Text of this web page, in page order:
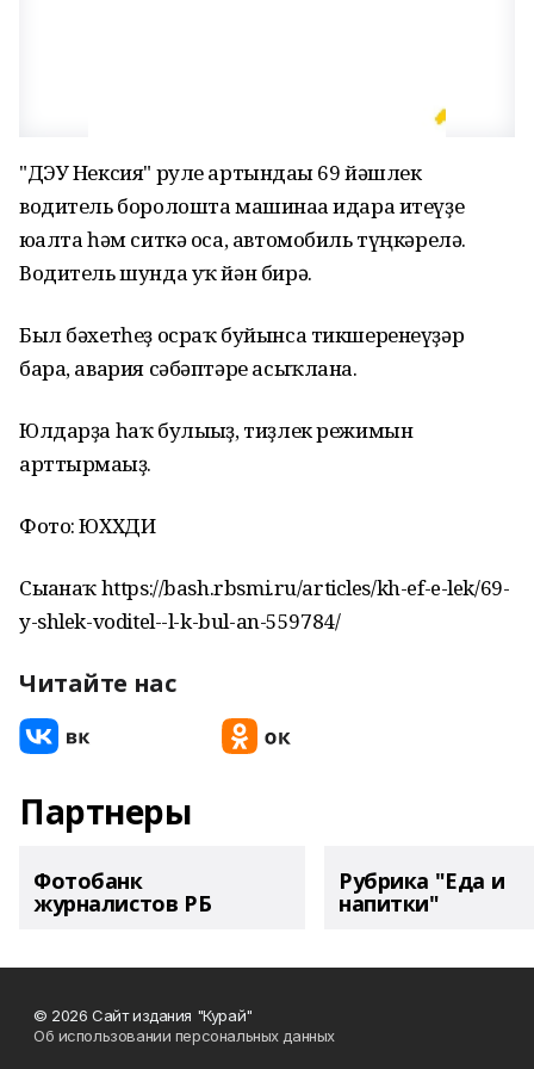
"ДЭУ Нексия" руле артындағы 69 йәшлек
водитель боролошта машинаға идара итеүҙе
юғалта һәм ситкә оса, автомобиль түңкәрелә.
Водитель шунда уҡ йән бирә.
Был бәхетһеҙ осраҡ буйынса тикшеренеүҙәр
бара, авария сәбәптәре асыҡлана.
Юлдарҙа һаҡ булығыҙ, тиҙлек режимын
арттырмағыҙ.
Фото: ЮХХДИ
Сығанаҡ https://bash.rbsmi.ru/articles/kh-ef-e-lek/69-
y-shlek-voditel--l-k-bul-an-559784/
Читайте нас
Партнеры
Фотобанк
журналистов РБ
Рубрика "Еда и
напитки"
© 2026 Сайт издания "Курай"
Об использовании персональных данных